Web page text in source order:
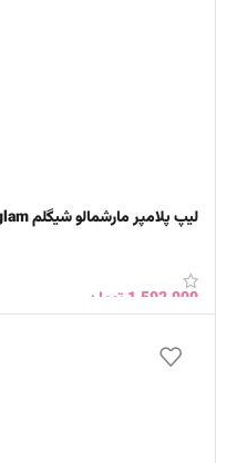
لیپ پلامپر مارشمالو شیگلم sheglam
1,592,900 تومان